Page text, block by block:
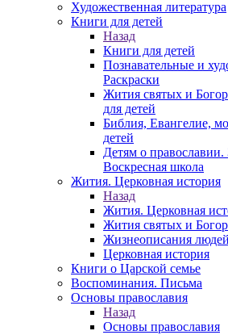
Художественная литература
Книги для детей
Назад
Книги для детей
Познавательные и
Раскраски
Жития святых и
для детей
Библия, Евангелие,
детей
Детям о
Воскресная школа
Жития. Церковная история
Назад
Жития. Церковная
Жития святых и
Жизнеописания
Церковная история
Книги о Царской семье
Воспоминания. Письма
Основы православия
Назад
Основы православия